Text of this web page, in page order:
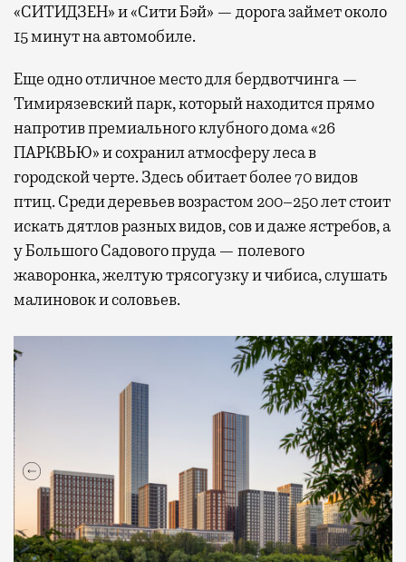
«СИТИДЗЕН» и «Сити Бэй» — дорога займет около
15 минут на автомобиле.
Еще одно отличное место для бердвотчинга —
Тимирязевский парк, который находится прямо
напротив премиального клубного дома «26
ПАРКВЬЮ» и сохранил атмосферу леса в
городской черте. Здесь обитает более 70 видов
птиц. Среди деревьев возрастом 200–250 лет стоит
искать дятлов разных видов, сов и даже ястребов, а
у Большого Садового пруда — полевого
жаворонка, желтую трясогузку и чибиса, слушать
малиновок и соловьев.